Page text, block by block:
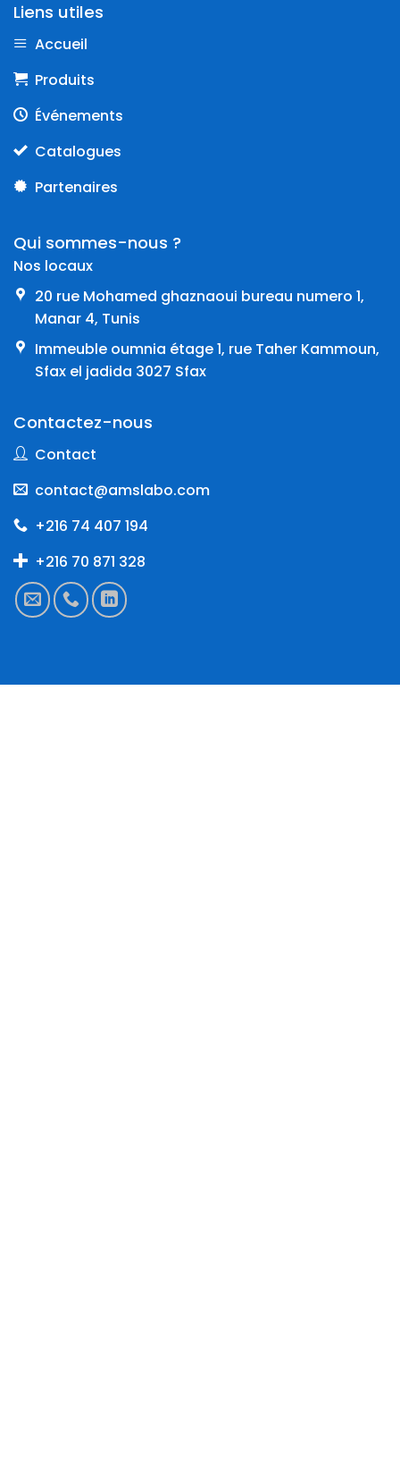
Liens utiles
Accueil
Produits
Événements
Catalogues
Partenaires
Qui sommes-nous ?
Nos locaux
20 rue Mohamed ghaznaoui bureau numero 1,
Manar 4, Tunis
Immeuble oumnia étage 1, rue Taher Kammoun,
Sfax el jadida 3027 Sfax
Contactez-nous
Contact
contact@amslabo.com
+216 74 407 194
+216 70 871 328